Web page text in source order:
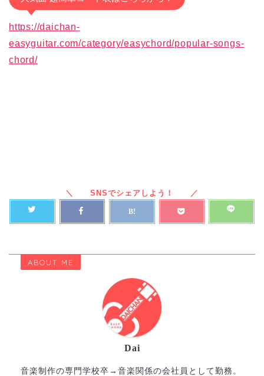
https://daichan-
easyguitar.com/category/easychord/popular-songs-
chord/
ABOUT ME
Dai
音楽制作の専門学校卒→音楽関係の会社員として勤務。